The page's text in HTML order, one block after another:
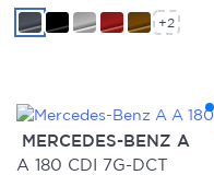
+2
MERCEDES-BENZ A
A 180 CDI 7G-DCT